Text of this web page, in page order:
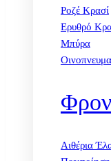
Ροζέ Κρασί
Ερυθρό
Μπύρα
Αιθέρια